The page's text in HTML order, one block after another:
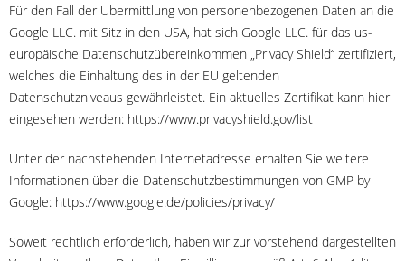
Für den Fall der Übermittlung von personenbezogenen Daten an die
Google LLC. mit Sitz in den USA, hat sich Google LLC. für das us-
europäische Datenschutzübereinkommen „Privacy Shield“ zertifiziert,
welches die Einhaltung des in der EU geltenden
Datenschutzniveaus gewährleistet. Ein aktuelles Zertifikat kann hier
eingesehen werden: https://www.privacyshield.gov/list
Unter der nachstehenden Internetadresse erhalten Sie weitere
Informationen über die Datenschutzbestimmungen von GMP by
Google: https://www.google.de/policies/privacy/
Soweit rechtlich erforderlich, haben wir zur vorstehend dargestellten